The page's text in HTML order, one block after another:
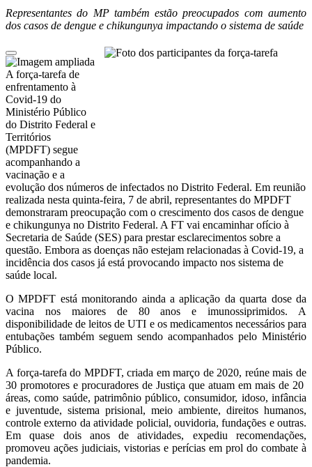
Representantes do MP também estão preocupados com aumento
dos casos de dengue e chikungunya impactando o sistema de saúde
A força-tarefa de
enfrentamento à
Covid-19 do
Ministério Público
do Distrito Federal e
Territórios
(MPDFT) segue
acompanhando a
vacinação e a
evolução dos números de infectados no Distrito Federal. Em reunião
realizada nesta quinta-feira, 7 de abril, representantes do MPDFT
demonstraram preocupação com o crescimento dos casos de dengue
e chikungunya no Distrito Federal. A FT vai encaminhar ofício à
Secretaria de Saúde (SES) para prestar esclarecimentos sobre a
questão. Embora as doenças não estejam relacionadas à Covid-19, a
incidência dos casos já está provocando impacto nos sistema de
saúde local.
O MPDFT está monitorando ainda a aplicação da quarta dose da
vacina nos maiores de 80 anos e imunossiprimidos. A
disponibilidade de leitos de UTI e os medicamentos necessários para
entubações também seguem sendo acompanhados pelo Ministério
Público.
A força-tarefa do MPDFT, criada em março de 2020, reúne mais de
30 promotores e procuradores de Justiça que atuam em mais de 20
áreas, como saúde, patrimônio público, consumidor, idoso, infância
e juventude, sistema prisional, meio ambiente, direitos humanos,
controle externo da atividade policial, ouvidoria, fundações e outras.
Em quase dois anos de atividades, expediu recomendações,
promoveu ações judiciais, vistorias e perícias em prol do combate à
pandemia.